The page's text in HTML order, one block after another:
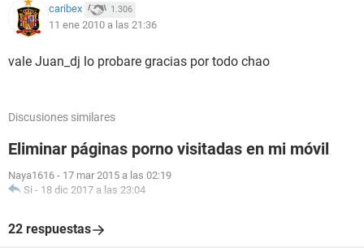
caribex 1.306
11 ene 2010 a las 21:36
vale Juan_dj lo probare gracias por todo chao
Discusiones similares
Eliminar páginas porno visitadas en mi móvil
Naya1616 - 17 mar 2015 a las 02:19
Si - 18 dic 2017 a las 23:04
22 respuestas